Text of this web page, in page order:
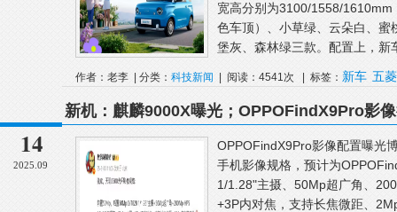
宽高分别为3100/1558/
色车顶）、小草绿、云朵白、
堡灰、森林绿三款。配置上，新
作者：老李 | 分类： 科技新闻 | 阅读：4541次 | 标签： 新车 五菱
14
2025.09
新机：麒麟9000X曝光；OPPOFindX9Pro影
一大波国产Air手机要来了
OPPOFindX9Pro影像配置曝光
手机影像规格，预计为
1/1.28"主摄、50Mp超广角、
+3P内对焦，支持长焦微距、